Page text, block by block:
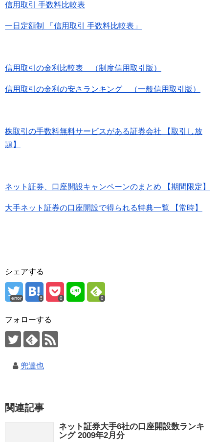
信用取引 手数料比較表
一日定額制 「信用取引 手数料比較表」
信用取引の金利比較表 （制度信用取引版）
信用取引の金利の安さランキング （一般信用取引版）
株取引の手数料無料サービスがある証券会社 【取引し放
題】
ネット証券、口座開設キャンペーンのまとめ 【期間限定】
大手ネット証券の口座開設で得られる特典一覧 【常時】
シェアする
error 0 0
フォローする
兜達也
関連記事
ネット証券大手6社の口座開設数ランキ
ング 2009年2月分